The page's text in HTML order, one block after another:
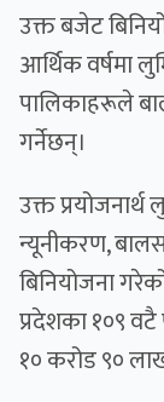
उक्त बजेट
आर्थिक वर्षमा
पालिकाहरूले
गर्नेछन्।
उक्त प्रयोजनार्थ
न्यूनीकरण,
बिनियोजना
प्रदेशका १०९
१० करोड ९०